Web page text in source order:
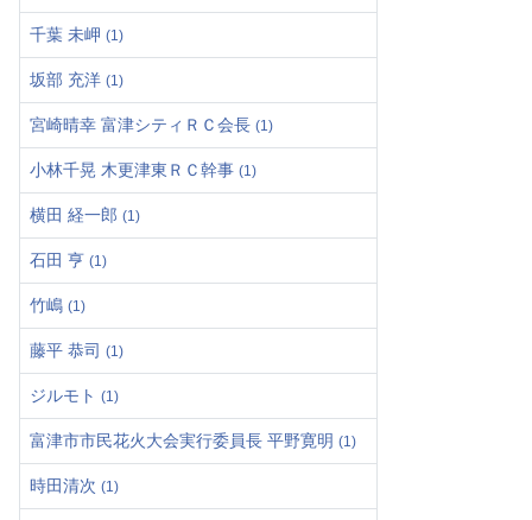
千葉 未岬 (1)
坂部 充洋 (1)
宮崎晴幸 富津シティＲＣ会長 (1)
小林千晃 木更津東ＲＣ幹事 (1)
横田 経一郎 (1)
石田 亨 (1)
竹嶋 (1)
藤平 恭司 (1)
ジルモト (1)
富津市市民花火大会実行委員長 平野寛明 (1)
時田清次 (1)